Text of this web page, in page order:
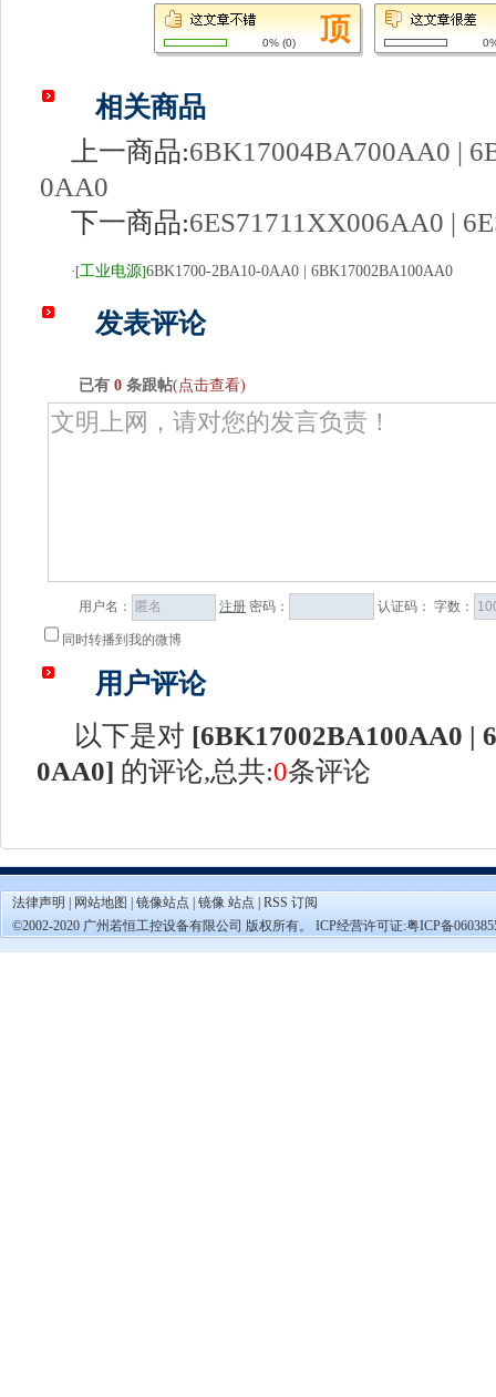
0% (0)
相关商品
上一商品:6BK17004BA700AA0 |
0AA0
下一商品:6ES71711XX006AA0 |
·[工业电源]6BK1700-2BA10-0AA0 | 6BK17002BA100AA0
发表评论
已有 0 条跟帖(点击查看)
用户名： 注册 密码： 认证码： 字数：
同时转播到我的微博
用户评论
以下是对 [6BK17002BA100AA0 |
0AA0] 的评论,总共:0条评论
法律声明 网站地图 镜像站点 镜像 站点
RSS 订阅
©2002-2020 广州若恒工控设备有限公司 版权所有。 ICP经营许可证:粤ICP备